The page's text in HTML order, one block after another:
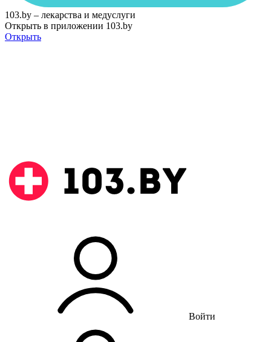
103.by – лекарства и медуслуги
Открыть в приложении 103.by
Открыть
Войти